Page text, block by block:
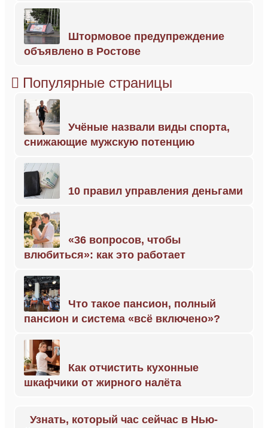
Штормовое предупреждение
объявлено в Ростове
Популярные страницы
Учёные назвали виды спорта,
снижающие мужскую потенцию
10 правил управления деньгами
«36 вопросов, чтобы
влюбиться»: как это работает
Что такое пансион, полный
пансион и система «всё включено»?
Как отчистить кухонные
шкафчики от жирного налёта
Узнать, который час сейчас в Нью-